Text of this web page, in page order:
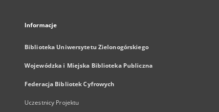
Informacje
Biblioteka Uniwersytetu Zielonogórskiego
Wojewódzka i Miejska Biblioteka Publiczna
Federacja Bibliotek Cyfrowych
Uczestnicy Projektu